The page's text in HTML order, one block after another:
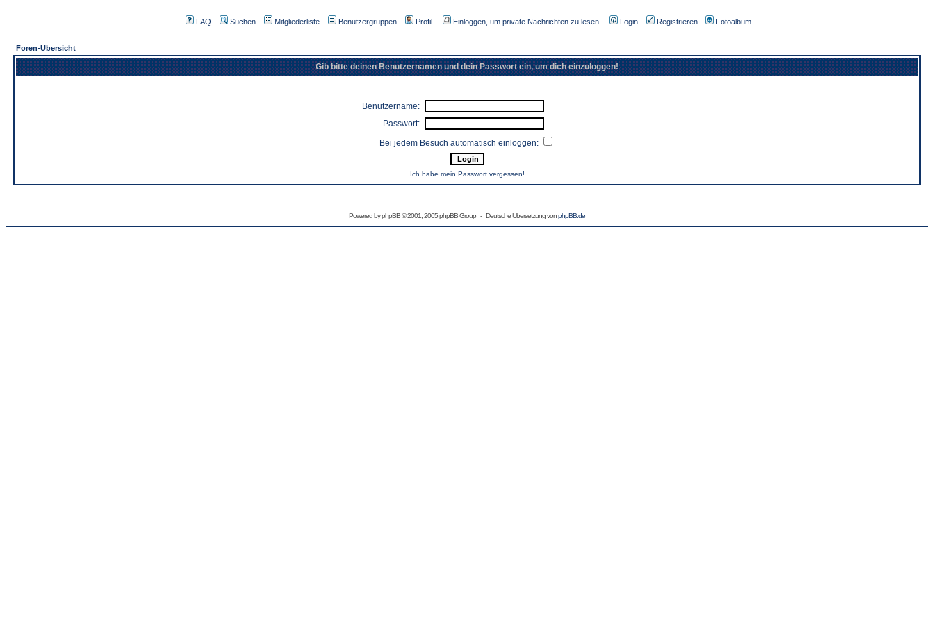
FAQ Suchen Mitgliederliste Benutzergruppen Profil Einloggen, um private Nachrichten zu lesen Login Registrieren Fotoalbum
Foren-Übersicht
Gib bitte deinen Benutzernamen und dein Passwort ein, um dich einzuloggen!
Benutzername:
Passwort:
Bei jedem Besuch automatisch einloggen:
Ich habe mein Passwort vergessen!
Powered byphpBB© 2001, 2005 phpBB Group - Deutsche Übersetzung vonphpBB.de